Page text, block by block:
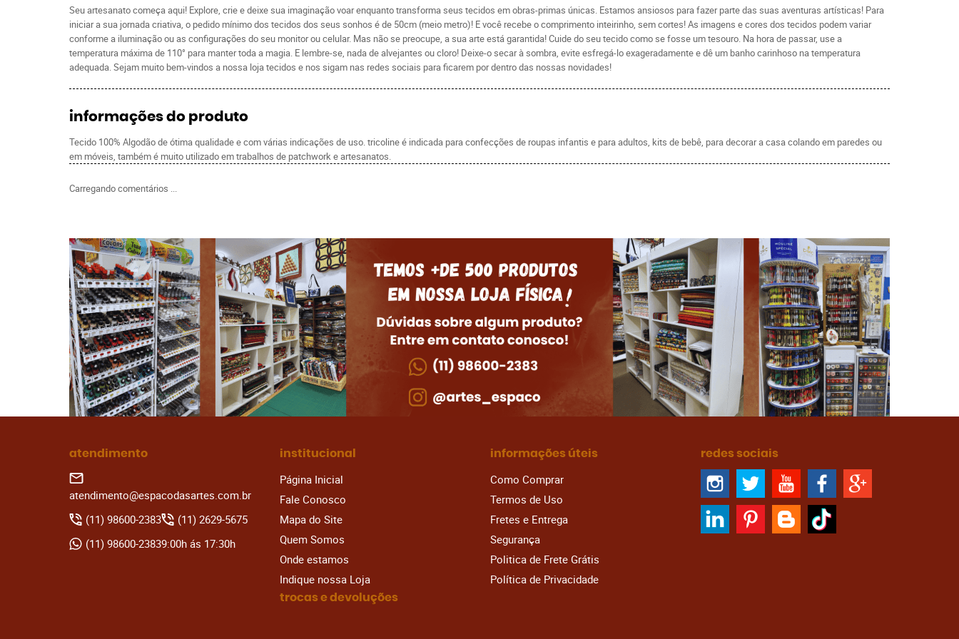
Seu artesanato começa aqui! Explore, crie e deixe sua imaginação voar enquanto transforma seus tecidos em obras-primas únicas. Estamos ansiosos para fazer parte das suas aventuras artísticas! Para
iniciar a sua jornada criativa, o pedido mínimo dos tecidos dos seus sonhos é de 50cm (meio metro)! E você recebe o comprimento inteirinho, sem cortes! As imagens e cores dos tecidos podem variar
conforme a iluminação ou as configurações do seu monitor ou celular. Mas não se preocupe, a sua arte está garantida! Cuide do seu tecido como se fosse um tesouro. Na hora de passar, use a
temperatura máxima de 110° para manter toda a magia. E lembre-se, nada de alvejantes ou cloro! Deixe-o secar à sombra, evite esfregá-lo exageradamente e dê um banho carinhoso na temperatura
adequada. Sejam muito bem-vindos a nossa loja tecidos e nos sigam nas redes sociais para ficarem por dentro das nossas novidades!
informações do produto
Tecido 100% Algodão de ótima qualidade e com várias indicações de uso. tricoline é indicada para confecções de roupas infantis e para adultos, kits de bebê, para decorar a casa colando em paredes ou
em móveis, também é muito utilizado em trabalhos de patchwork e artesanatos.
Carregando comentários ...
atendimento
(11) 98600-2383 (11) 2629-5675
(11) 98600-23839:00h ás 17:30h
atendimento@espacodasartes.com.br
institucional
Página Inicial
Fale Conosco
Mapa do Site
Quem Somos
Onde estamos
Indique nossa Loja
informações úteis
Como Comprar
Termos de Uso
Fretes e Entrega
Segurança
Politica de Frete Grátis
Política de Privacidade
trocas e devoluções
redes sociais